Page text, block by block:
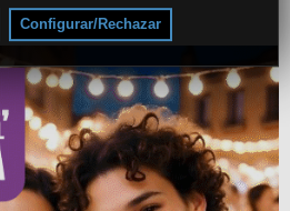
Configurar/Rechazar